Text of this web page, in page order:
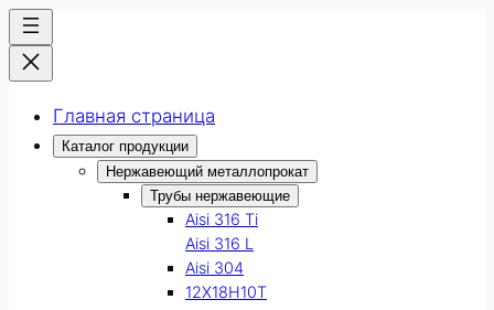
Главная страница
Каталог продукции
Нержавеющий металлопрокат
Трубы нержавеющие
Aisi 316 Ti
Aisi 316 L
Aisi 304
12Х18Н10Т